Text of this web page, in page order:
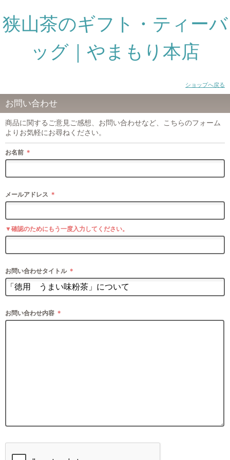
狭山茶のギフト・ティーバ
ッグ｜やまもり本店
ショップへ戻る
お問い合わせ
商品に関するご意見ご感想、お問い合わせなど、こちらのフォーム
よりお気軽にお尋ねください。
お名前 ＊
メールアドレス ＊
▼確認のためにもう一度入力してください。
お問い合わせタイトル ＊
お問い合わせ内容 ＊